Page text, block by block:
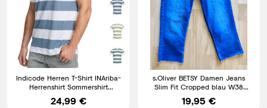
Indicode Herren T-Shirt INAriba-
Herrenshirt Sommershirt
Rundhals Shirt Männer
24,99 €
s.Oliver BETSY Damen Jeans
Slim Fit Cropped blau W38
Knopfleiste Stretch
19,95 €